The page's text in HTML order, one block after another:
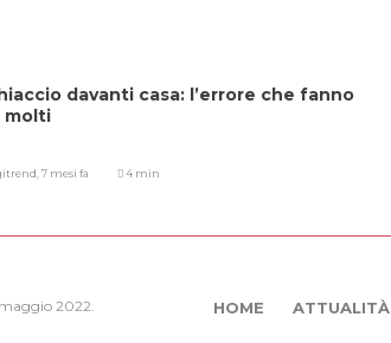
davanti casa: l’errore che fanno
molti
7 mesi fa 4 min
2022.
HOME ATTUALITÀ